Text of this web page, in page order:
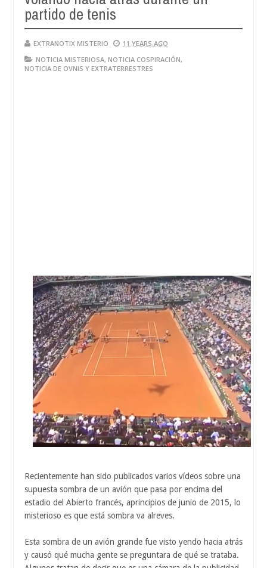
partido de tenis
EXTRANOTIX MISTERIO
11 YEARS AGO
NOTICIA MISTERIOSA, NOTICIA COSPIRACIÓN,
NOTICIA DE OVNIS Y EXTRATERRESTRES
Recientemente han sido publicados varios vídeos sobre una
supuesta sombra de un avión que pasa por encima del
estadio del Abierto francés, aprincipios de junio de 2015, lo
misterioso es que está sombra va alreves.
Esta sombra de un avión grande fue visto yendo hacia atrás
y causó qué mucha gente se preguntara de qué se trataba.